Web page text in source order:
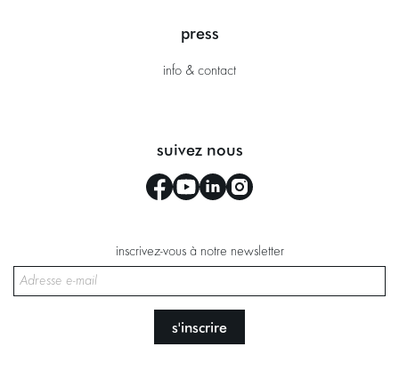
press
info & contact
suivez nous
inscrivez-vous à notre newsletter
s'inscrire